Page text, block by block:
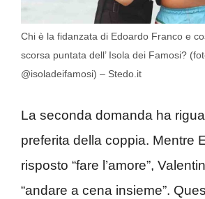
Chi è la fidanzata di Edoardo Franco e
scorsa puntata dell’ Isola dei Famosi?
@isoladeifamosi) – Stedo.it
La seconda domanda ha
preferita della coppia. Mentre
risposto “fare l’amore”,
“andare a cena insieme”.